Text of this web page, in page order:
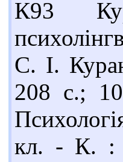
К93
С. І.
208 с.;
кл. - К. :